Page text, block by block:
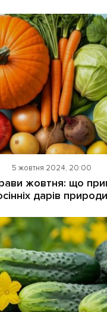
5 жовтня 2024, 20:00
жовтня: що
дарів природи